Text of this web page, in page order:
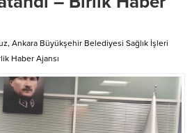
ve
Ankara Büyükşehir Belediyesi Sağlık İşleri
Haber Ajansı